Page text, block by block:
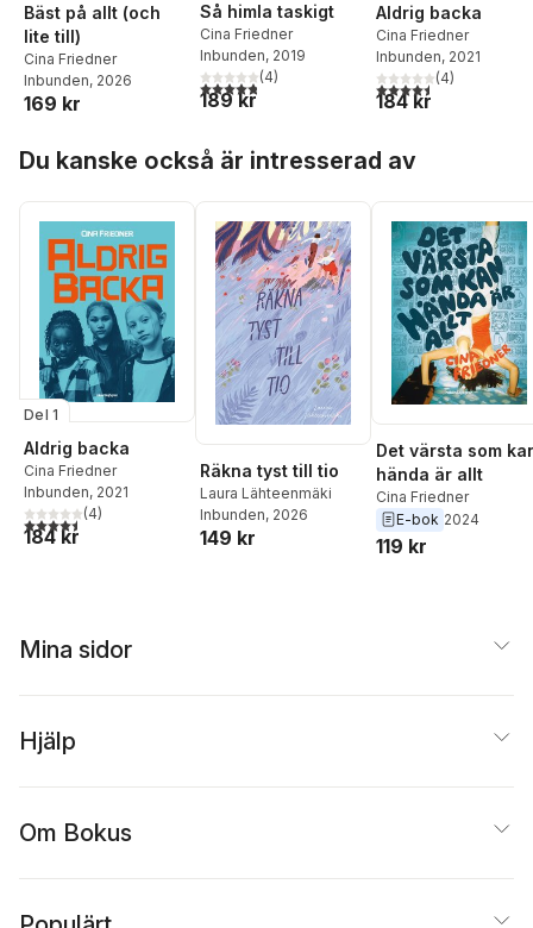
Bäst på allt (och
lite till)
Cina Friedner
Inbunden, 2026
169 kr
Så himla taskigt
Cina Friedner
Inbunden, 2019
4,8utav 5 stjärnor. Totalt antal röster:
(4)
189 kr
Aldrig backa
Cina Friedner
Inbunden, 2021
4,5utav 5 stjärnor.
(4)
184 kr
Du kanske också är intresserad av
Del 1
Aldrig backa
Cina Friedner
Inbunden, 2021
4,5utav 5 stjärnor. Totalt antal röster:
(4)
184 kr
Räkna tyst till tio
Laura Lähteenmäki
Inbunden, 2026
149 kr
Det värsta som
hända är allt
Cina Friedner
E-bok 2024
119 kr
Mina sidor
Hjälp
Om Bokus